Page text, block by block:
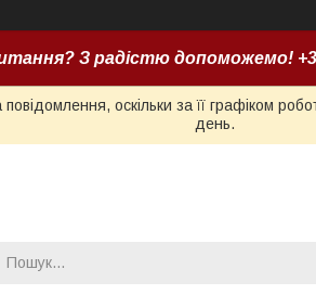
З радістю допоможемо!
оскільки за її графіком
день.